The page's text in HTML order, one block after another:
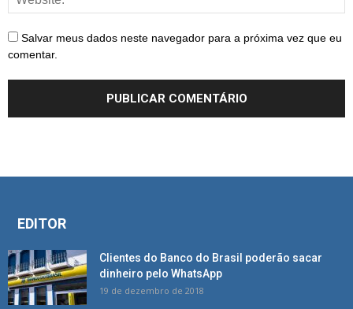
Salvar meus dados neste navegador para a próxima vez que eu
comentar.
EDITOR
Clientes do Banco do Brasil poderão sacar
dinheiro pelo WhatsApp
19 de dezembro de 2018